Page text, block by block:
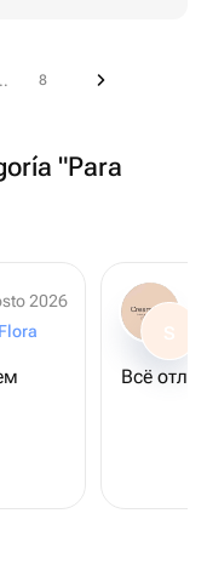
8
"Para
2026
S
Всё